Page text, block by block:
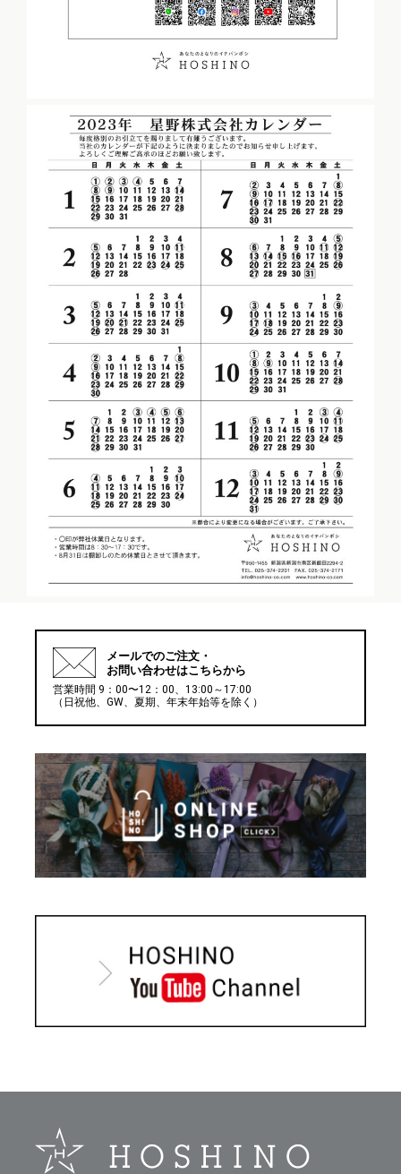
メールでのご注文・
お問い合わせはこちらから
営業時間 9：00〜12：00、13:00～17:00
（日祝他、GW、夏期、年末年始等を除く）